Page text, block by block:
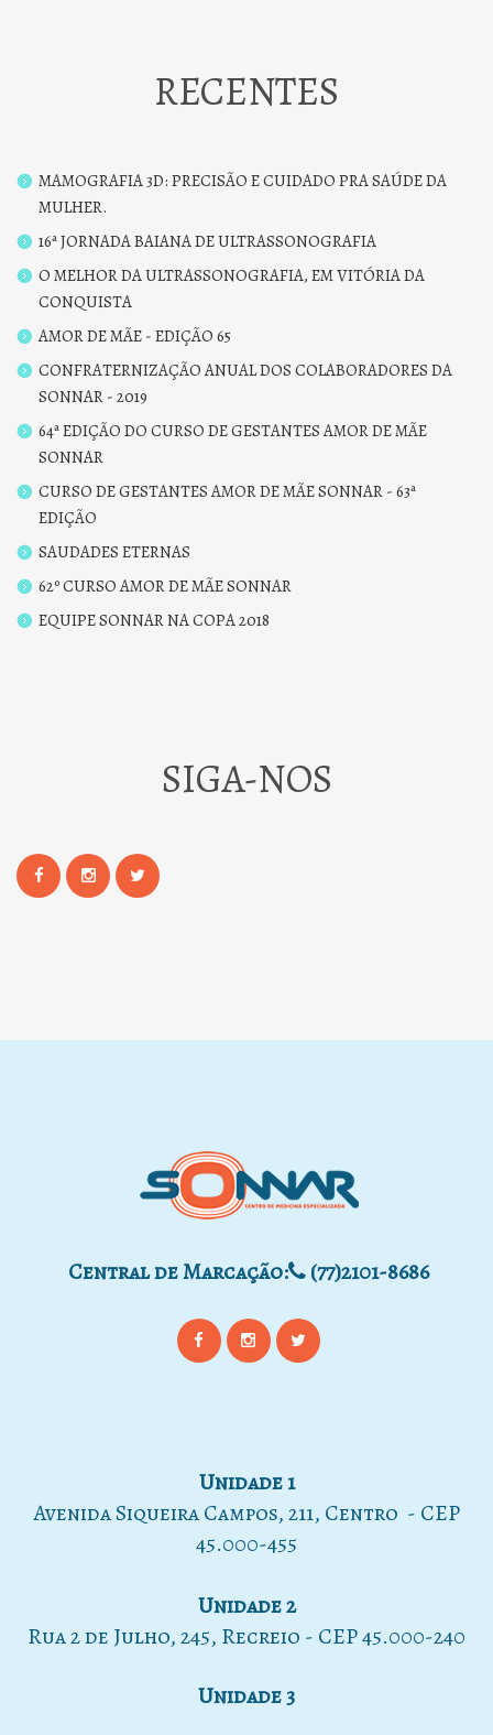
RECENTES
MAMOGRAFIA 3D: PRECISÃO E CUIDADO PRA SAÚDE DA
MULHER.
16ª JORNADA BAIANA DE ULTRASSONOGRAFIA
O MELHOR DA ULTRASSONOGRAFIA, EM VITÓRIA DA
CONQUISTA
AMOR DE MÃE - EDIÇÃO 65
CONFRATERNIZAÇÃO ANUAL DOS COLABORADORES DA
SONNAR - 2019
64ª EDIÇÃO DO CURSO DE GESTANTES AMOR DE MÃE
SONNAR
CURSO DE GESTANTES AMOR DE MÃE SONNAR - 63ª
EDIÇÃO
SAUDADES ETERNAS
62º CURSO AMOR DE MÃE SONNAR
EQUIPE SONNAR NA COPA 2018
SIGA-NOS
Central de Marcação: (77)2101-8686
Unidade 1
Avenida Siqueira Campos, 211, Centro - CEP
45.000-455
Unidade 2
Rua 2 de Julho, 245, Recreio - CEP 45.000-240
Unidade 3